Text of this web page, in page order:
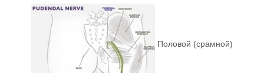
Половой (срамной)